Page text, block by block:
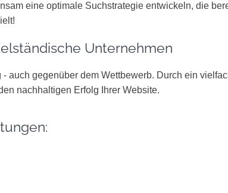
eine optimale Suchstrategie entwickeln, die
Unternehmen
auch gegenüber dem Wettbewerb. Durch ein
nachhaltigen Erfolg Ihrer Website.